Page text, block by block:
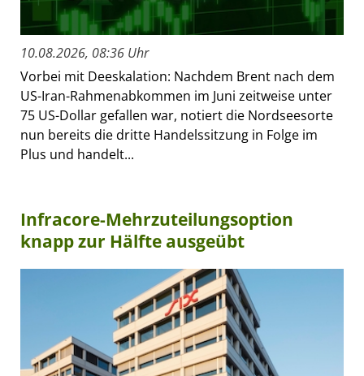
10.08.2026, 08:36 Uhr
Vorbei mit Deeskalation: Nachdem Brent nach dem
US-Iran-Rahmenabkommen im Juni zeitweise unter
75 US-Dollar gefallen war, notiert die Nordseesorte
nun bereits die dritte Handelssitzung in Folge im
Plus und handelt...
Infracore-Mehrzuteilungsoption
knapp zur Hälfte ausgeübt